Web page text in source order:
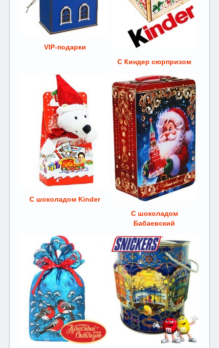
VIP-подарки
С Киндер сюрпризом
С шоколадом Kinder
С шоколадом
Бабаевский